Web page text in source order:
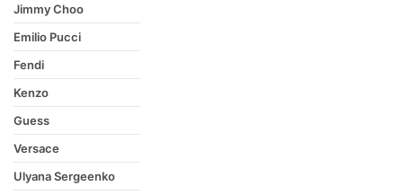
Jimmy Choo
Emilio Pucci
Fendi
Kenzo
Guess
Versace
Ulyana Sergeenko